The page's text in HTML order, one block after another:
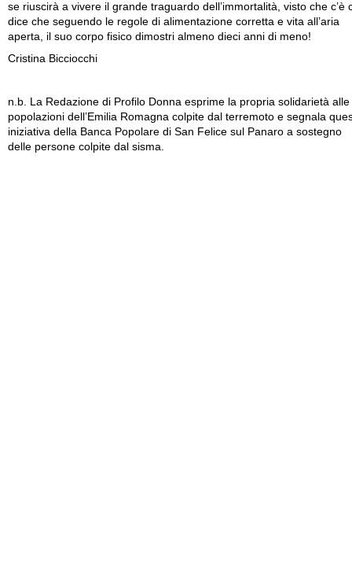
se riuscirà a vivere il grande traguardo dell’immortalità, visto che c’è
dice che seguendo le regole di alimentazione corretta e vita all’aria
aperta, il suo corpo fisico dimostri almeno dieci anni di meno!
Cristina Bicciocchi
n.b. La Redazione di Profilo Donna esprime la propria solidarietà alle
popolazioni dell’Emilia Romagna colpite dal terremoto e segnala
iniziativa della Banca Popolare di San Felice sul Panaro a sostegno
delle persone colpite dal sisma.